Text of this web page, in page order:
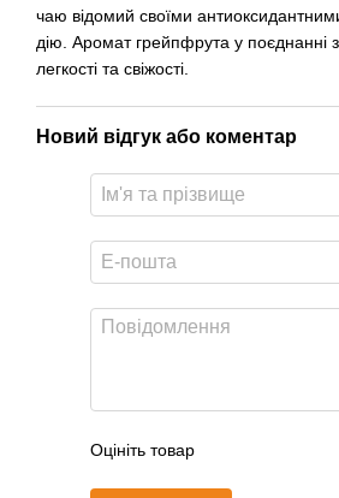
чаю відомий своїми
дію. Аромат грейпфрута у поєднанні
легкості та свіжості.
Новий відгук або коментар
Оцініть товар